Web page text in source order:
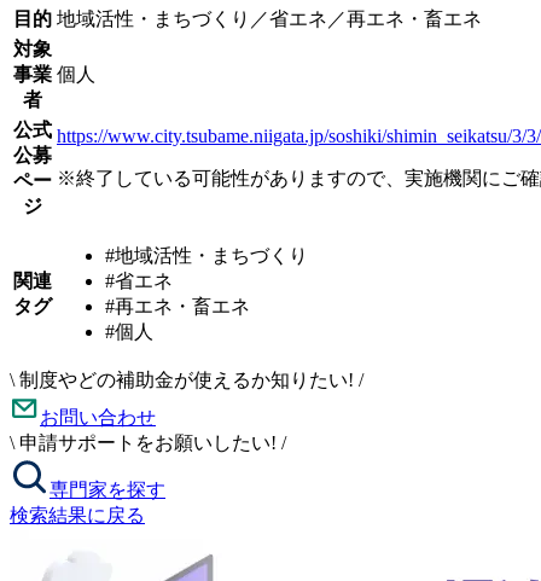
目的 地域活性・まちづくり／省エネ／再エネ・畜エネ
対象
事業
者
個人
公式
公募
ペー
ジ
https://www.city.tsubame.niigata.jp/soshiki/shimin_seikatsu/3/
※終了している可能性がありますので、実施機関にご
関連
タグ
#地域活性・まちづくり
#省エネ
#再エネ・畜エネ
#個人
\ 制度やどの補助金が使えるか知りたい! /
お問い合わせ
\ 申請サポートをお願いしたい! /
専門家を探す
検索結果に戻る